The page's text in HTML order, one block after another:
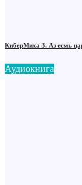
КиберМиха 3. Аз есмь
Аудиокнига